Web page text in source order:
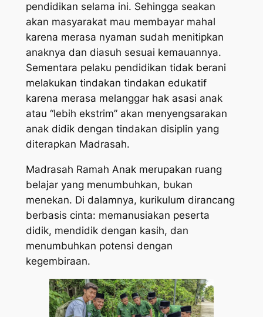
pendidikan selama ini. Sehingga seakan
akan masyarakat mau membayar mahal
karena merasa nyaman sudah menitipkan
anaknya dan diasuh sesuai kemauannya.
Sementara pelaku pendidikan tidak berani
melakukan tindakan tindakan edukatif
karena merasa melanggar hak asasi anak
atau “lebih ekstrim” akan menyengsarakan
anak didik dengan tindakan disiplin yang
diterapkan Madrasah.
Madrasah Ramah Anak merupakan ruang
belajar yang menumbuhkan, bukan
menekan. Di dalamnya, kurikulum dirancang
berbasis cinta: memanusiakan peserta
didik, mendidik dengan kasih, dan
menumbuhkan potensi dengan
kegembiraan.